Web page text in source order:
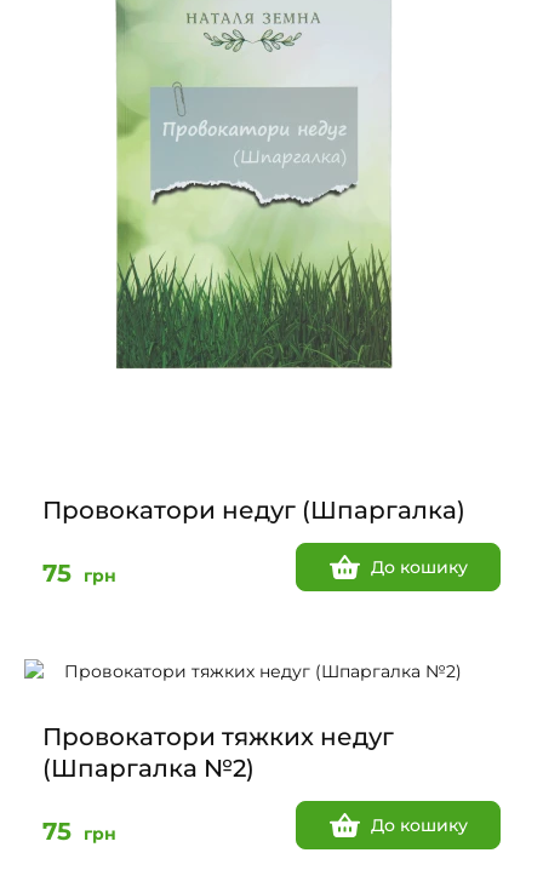
Провокатори недуг (Шпаргалка)
75 грн До кошику
Провокатори тяжких недуг
(Шпаргалка №2)
75 грн До кошику